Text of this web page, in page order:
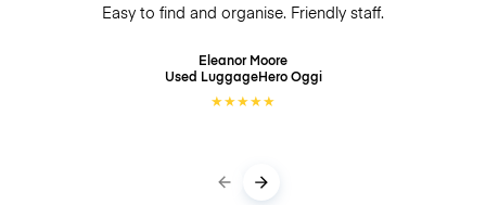
Easy to find and organise. Friendly staff.
Eleanor Moore
Used LuggageHeroOggi
★★★★★